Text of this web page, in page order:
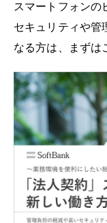
スマートフォンの
セキュリティや管
なる方は、まずは